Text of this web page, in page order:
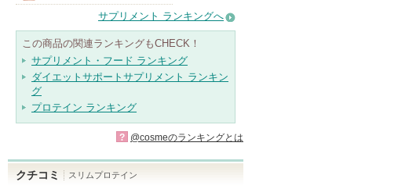
サプリメント ランキングへ
この商品の関連ランキングもCHECK！
サプリメント・フード ランキング
ダイエットサポートサプリメント ランキン
グ
プロテイン ランキング
? @cosmeのランキングとは
クチコミ スリムプロテイン